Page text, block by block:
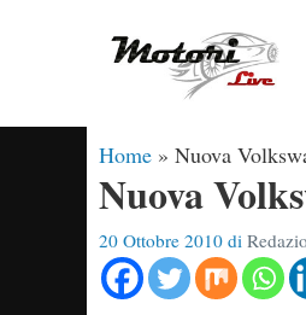
Home » Nuova
Nuova
20 Ottobre 2010 di